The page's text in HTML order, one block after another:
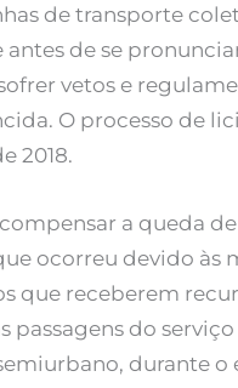
de transporte
de se
vetos e
O processo de
2018.
a queda
ocorreu devido às
que receberem
passagens do
durante